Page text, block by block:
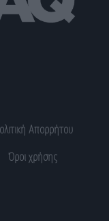
Πολιτική Απορρήτου
Όροι χρήσης